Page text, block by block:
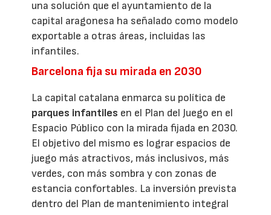
una solución que el ayuntamiento de la
capital aragonesa ha señalado como modelo
exportable a otras áreas, incluidas las
infantiles.
Barcelona fija su mirada en 2030
La capital catalana enmarca su política de
parques infantiles en el Plan del Juego en el
Espacio Público con la mirada fijada en 2030.
El objetivo del mismo es lograr espacios de
juego más atractivos, más inclusivos, más
verdes, con más sombra y con zonas de
estancia confortables. La inversión prevista
dentro del Plan de mantenimiento integral